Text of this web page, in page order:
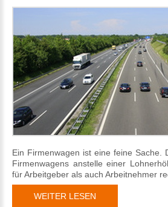
Ein Firmenwagen ist eine feine Sache.
Firmenwagens anstelle einer
für Arbeitgeber als auch Arbeitnehmer
WEITER LESEN